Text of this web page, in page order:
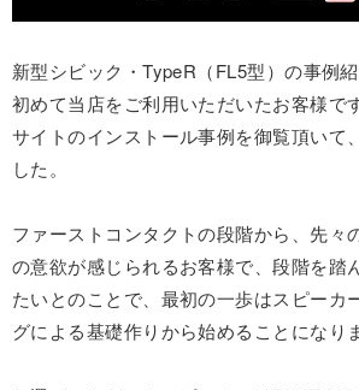
新型シビック・TypeR（FL5型）の事例紹
初めて当店をご利用いただいたお客様で
サイトのインストール事例を御覧頂いて
した。
ファーストコンタクトの段階から、先々
の意欲が感じられるお客様で、段階を踏
たいとのことで、最初の一歩はスピーカ
グによる基礎作りから始めることになり